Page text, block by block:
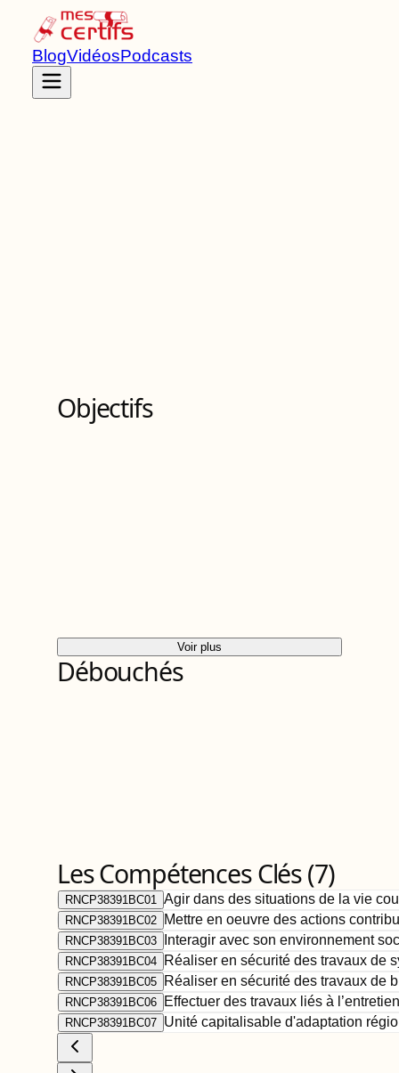
BlogVidéosPodcasts
Objectifs
Voir plus
Débouchés
Les Compétences Clés (7)
RNCP38391BC01 Agir dans des situations de la vie
RNCP38391BC02 Mettre en oeuvre des actions
RNCP38391BC03 Interagir avec son environnement
RNCP38391BC04 Réaliser en sécurité des travaux de
RNCP38391BC05 Réaliser en sécurité des travaux de
RNCP38391BC06 Effectuer des travaux liés à
RNCP38391BC07 Unité capitalisable d'adaptation